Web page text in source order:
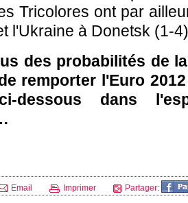
Tricolores ont par
l'Ukraine à Donetsk (1-
des probabilités de
remporter l'Euro
dessous dans
Email Imprimer Partager: